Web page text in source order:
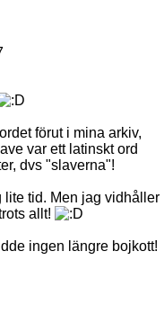
förut i mina arkiv,
var ett latinskt ord
dvs "slaverna"!
lite tid. Men jag vidhåller
allt!
ingen längre bojkott!